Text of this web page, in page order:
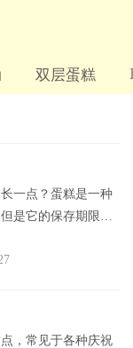
双层蛋糕
一点？蛋糕是一种
是它的保存期限比
好地享受
，常见于各种庆祝